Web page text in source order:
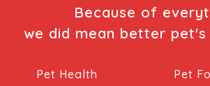
ริเซ่ สร้างชื่อเสียงให้กับสุนัข และได้ทำการ
ๆ โดยสุนัขสายพันธุ์บิชอง ฟริเซ่ได้เข้ามาในป
ช่วงกลางศตวรรษที่ 20 และได้รับการยอ
น้ำหนักประมาณ 5 […]
Because of
we did mean better
Pet Health Pet